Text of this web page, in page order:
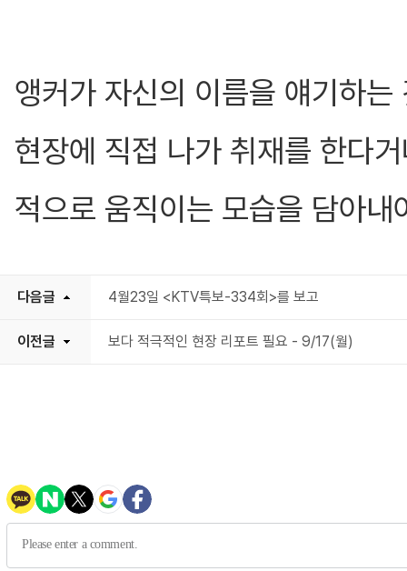
앵커가 자신의 이름을 얘기하
현장에 직접 나가 취재를 한다
적으로 움직이는 모습을 담아내
다음글 4월23일 <KTV특보-334회>를 보고
이전글 보다 적극적인 현장 리포트 필요 - 9/17(월)